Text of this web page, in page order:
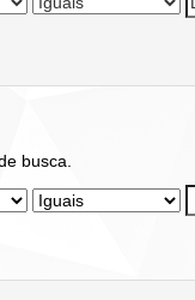
busca.